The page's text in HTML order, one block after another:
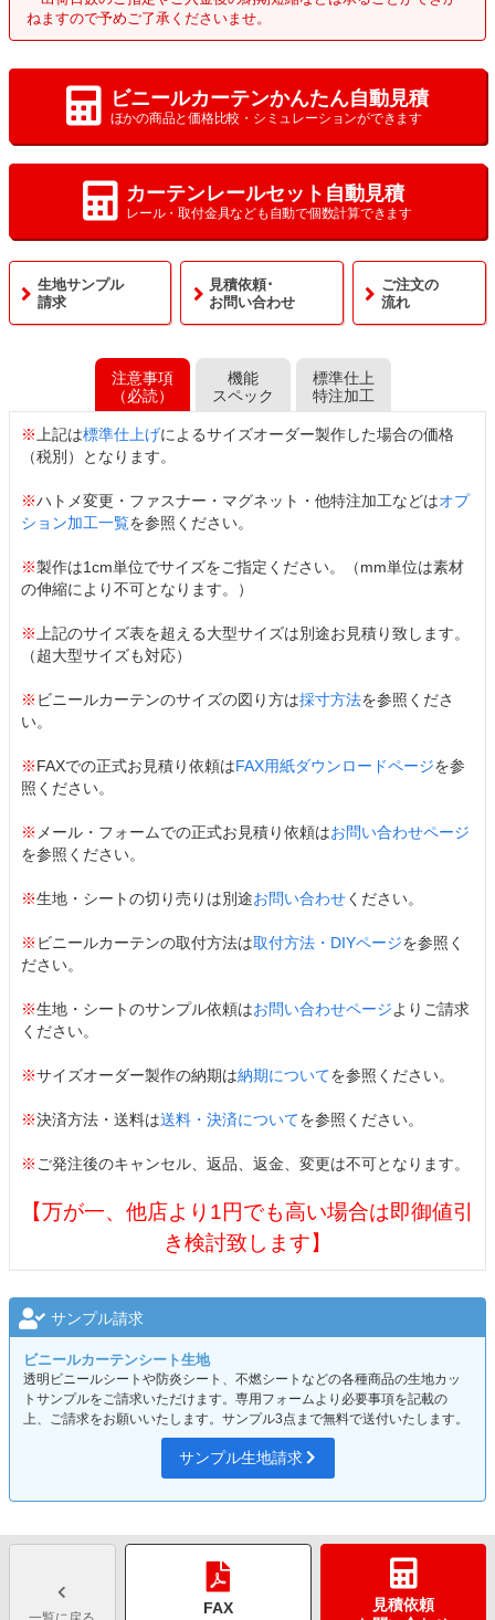
ねますので予めご了承くださいませ。
ビニールカーテンかんたん自動見積
ほかの商品と価格比較・シミュレーションができます
カーテンレールセット自動見積
レール・取付金具なども自動で個数計算できます
注意事項
（必読）
機能
スペック
標準仕上
特注加工
生地サンプル
請求
見積依頼･
お問い合わせ
ご注文の
流れ
※上記は標準仕上げによるサイズオーダー製作した場合の価格
（税別）となります。
※ハトメ変更・ファスナー・マグネット・他特注加工などはオプ
ション加工一覧を参照ください。
※製作は1cm単位でサイズをご指定ください。（mm単位は素材
の伸縮により不可となります。）
※上記のサイズ表を超える大型サイズは別途お見積り致します。
（超大型サイズも対応）
※ ビニールカーテンのサイズの図り方は採寸方法を参照くださ
い。
※FAXでの正式お見積り依頼はFAX用紙ダウンロードページを参
照ください。
※ メール・フォームでの正式お見積り依頼はお問い合わせページ
を参照ください。
※生地・シートの切り売りは別途お問い合わせください。
※ ビニールカーテンの取付方法は取付方法・DIYページを参照く
ださい。
※生地・シートのサンプル依頼はお問い合わせページよりご請求
ください。
※サイズオーダー製作の納期は納期についてを参照ください。
※決済方法・送料は送料・決済についてを参照ください。
※ご発注後のキャンセル、返品、返金、変更は不可となります。
【万が一、他店より1円でも高い場合は即御値引
き検討致します】
サンプル請求
ビニールカーテンシート生地
透明ビニールシートや防炎シート、不燃シートなどの各種商品の生地カッ
トサンプルをご請求いただけます。専用フォームより必要事項を記載の
上、ご請求をお願いいたします。サンプル3点まで無料で送付いたします。
サンプル生地請求
FAX
見積依頼